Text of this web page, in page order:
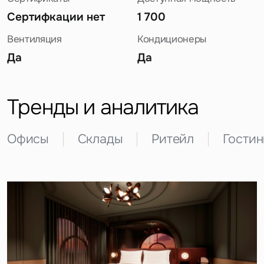
Сертифкации нет 1 700
Вентиляция
Да
Кондиционеры
Да
Тренды и аналитика
Офисы Склады Ритейл
Вопрос
Предложение
Жалоба
Это обязательное поле
Это обязательное поле